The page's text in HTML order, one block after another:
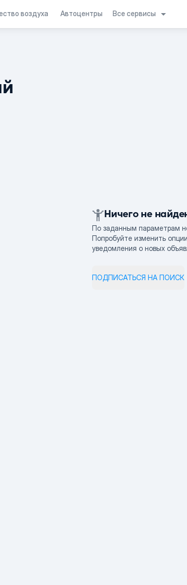
воздуха Автоцентры Все сервисы
Ничего не
По заданным параметрам
Попробуйте изменить
уведомления о новых
ПОДПИСАТЬСЯ НА ПОИСК